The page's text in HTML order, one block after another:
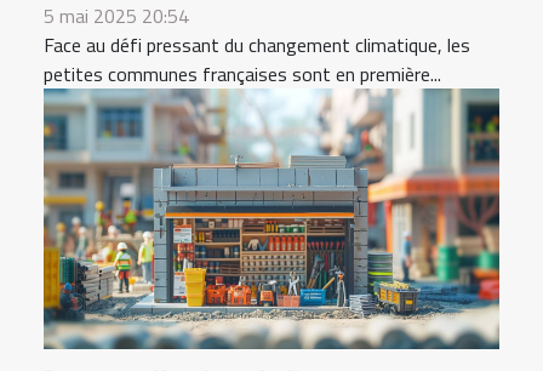
5 mai 2025 20:54
Face au défi pressant du changement climatique, les
petites communes françaises sont en première...